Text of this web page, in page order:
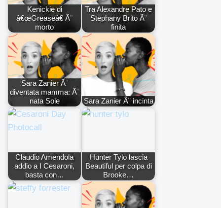
Kenickie di
â€œGreaseâ€ Ã¨
morto
Tra Alexandre Pato e
Stephany Brito Ã¨
finita
Sara Zanier Ã¨
diventata mamma: Ã¨
nata Sole
Sara Zanier Ã¨ incinta
Claudio Amendola
addio a I Cesaroni,
basta con…
Hunter Tylo lascia
Beautiful per colpa di
Brooke…